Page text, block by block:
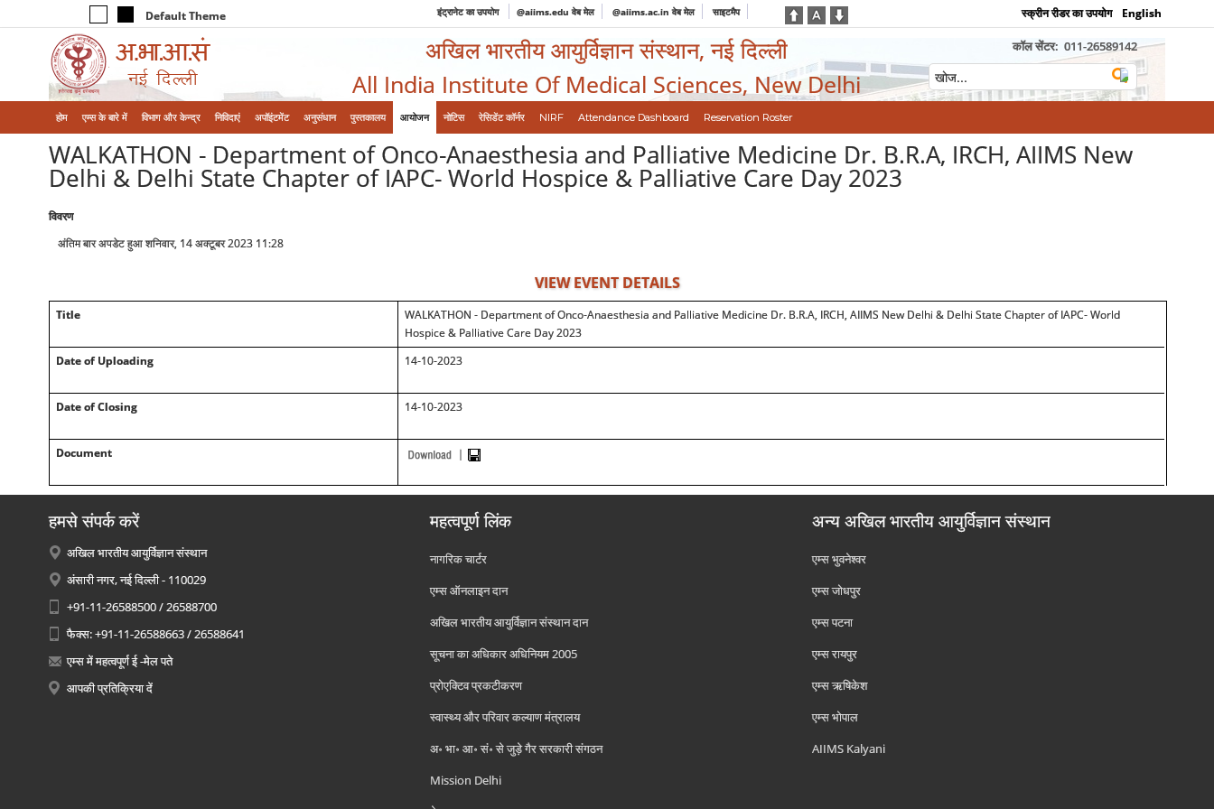
Default Theme इंट्रानेट का उपयोग @aiims.edu वेब मेल @aiims.ac.in वेब मेल साइटमैप स्क्रीन रीडर का उपयोग English
अखिल भारतीय आयुर्विज्ञान संस्थान, नई दिल्ली
All India Institute Of Medical Sciences, New Delhi
कॉल सेंटर: 011-26589142
होम एम्‍स के बारे में विभाग और केन्‍द्र निविदाएं अपॉइंटमेंट अनुसंधान पुस्तकालय आयोजन नोटिस रेसिडेंट कॉर्नर NIRF Attendance Dashboard Reservation Roster
WALKATHON - Department of Onco-Anaesthesia and Palliative Medicine Dr. B.R.A, IRCH, AIIMS New
Delhi & Delhi State Chapter of IAPC- World Hospice & Palliative Care Day 2023
विवरण
अंतिम बार अपडेट हुआ शनिवार, 14 अक्टूबर 2023 11:28
VIEW EVENT DETAILS
Title
WALKATHON - Department of Onco-Anaesthesia and Palliative Medicine Dr. B.R.A, IRCH, AIIMS New Delhi & Delhi State Chapter of IAPC- World
Hospice & Palliative Care Day 2023
Date of Uploading
14-10-2023
Date of Closing 14-10-2023
Document
हमसे संपर्क करें
अखिल भारतीय आयुर्विज्ञान संस्थान
अंसारी नगर, नई दिल्ली - 110029
+91-11-26588500 / 26588700
फैक्स: +91-11-26588663 / 26588641
एम्स में महत्वपूर्ण ई -मेल पते
आपकी प्रतिक्रिया दें
महत्वपूर्ण लिंक
नागरिक चार्टर
एम्स ऑनलाइन दान
अखिल भारतीय आयुर्विज्ञान संस्थान दान
सूचना का अधिकार अधिनियम 2005
प्रोएक्टिव प्रकटीकरण
स्वास्थ्य और परिवार कल्याण मंत्रालय
अ॰ भा॰ आ॰ सं॰ से जुड़े गैर सरकारी संगठन
Mission Delhi
अन्य अखिल भारतीय आयुर्विज्ञान संस्थान
एम्‍स भुवनेश्वर
एम्‍स जोधपुर
एम्‍स पटना
एम्‍स रायपुर
एम्‍स ऋषिकेश
एम्‍स भोपाल
AIIMS Kalyani